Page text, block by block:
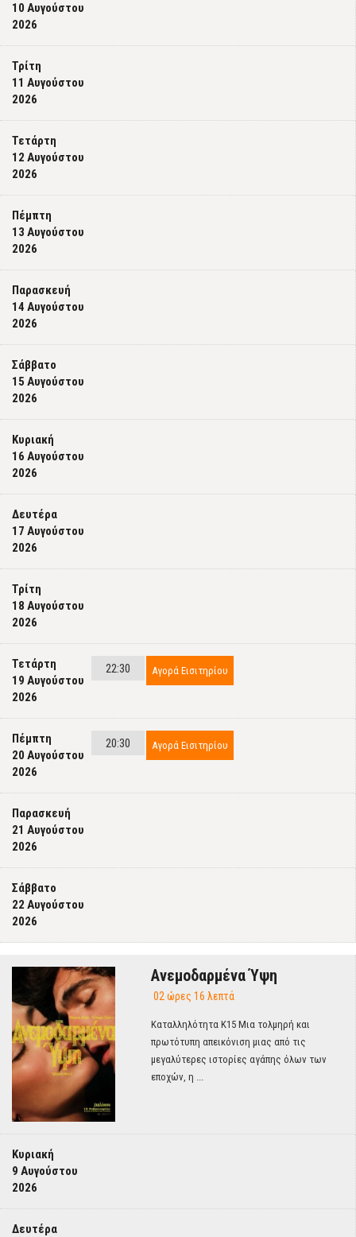
10 Αυγούστου
2026
Τρίτη
11 Αυγούστου
2026
Τετάρτη
12 Αυγούστου
2026
Πέμπτη
13 Αυγούστου
2026
Παρασκευή
14 Αυγούστου
2026
Σάββατο
15 Αυγούστου
2026
Κυριακή
16 Αυγούστου
2026
Δευτέρα
17 Αυγούστου
2026
Τρίτη
18 Αυγούστου
2026
Τετάρτη
19 Αυγούστου
2026
22:30 Αγορά Εισιτηρίου
Πέμπτη
20 Αυγούστου
2026
20:30 Αγορά Εισιτηρίου
Παρασκευή
21 Αυγούστου
2026
Σάββατο
22 Αυγούστου
2026
Ανεμοδαρμένα Ύψη
02 ώρες 16 λεπτά
Καταλληλότητα Κ15 Μια τολμηρή και
πρωτότυπη απεικόνιση μιας από τις
μεγαλύτερες ιστορίες αγάπης όλων των
εποχών, η ...
Κυριακή
9 Αυγούστου
2026
Δευτέρα